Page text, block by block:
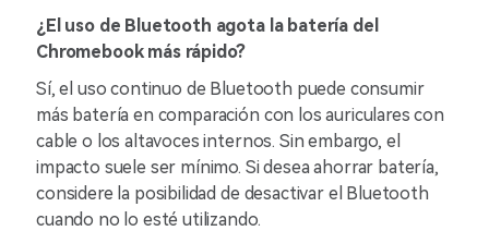
¿El uso de Bluetooth agota la batería del
Chromebook más rápido?
Sí, el uso continuo de Bluetooth puede consumir
más batería en comparación con los auriculares con
cable o los altavoces internos. Sin embargo, el
impacto suele ser mínimo. Si desea ahorrar batería,
considere la posibilidad de desactivar el Bluetooth
cuando no lo esté utilizando.